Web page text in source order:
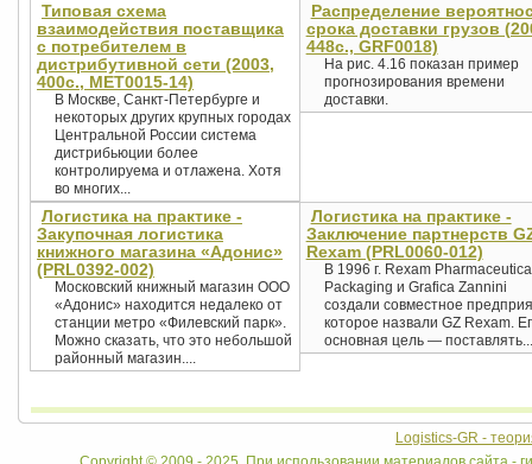
Типовая схема
взаимодействия поставщика
с потребителем в
дистрибутивной сети (2003,
400с., MET0015-14)
В Москве, Санкт-Петербурге и
некоторых других крупных городах
Центральной России система
дистрибьюции более
контролируема и отлажена. Хотя
во многих...
Распределение
срока доставки грузов
448с., GRF0018)
На рис. 4.16 показан пример
прогнозирования времени
доставки.
Логистика на практике -
Закупочная логистика
книжного магазина «Адонис»
(PRL0392-002)
Московский книжный магазин ООО
«Адонис» находится недалеко от
станции метро «Филевский парк».
Можно сказать, что это небольшой
районный магазин....
Логистика на практике -
Заключение партнерств
Rexam (PRL0060-012)
В 1996 г. Rexam
Packaging и Grafica Zannini
создали совместное
которое назвали GZ Rexam.
основная цель — поставлять...
Logistics-GR -